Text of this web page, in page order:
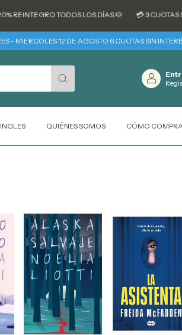
TODOS LOS DÍAS 🐶 💳 3 CUOTAS SIN
- MIERCOLES 12 DE AGOSTO 6 CUOTAS SIN
INGLES QUIÉNES SOMOS CÓMO